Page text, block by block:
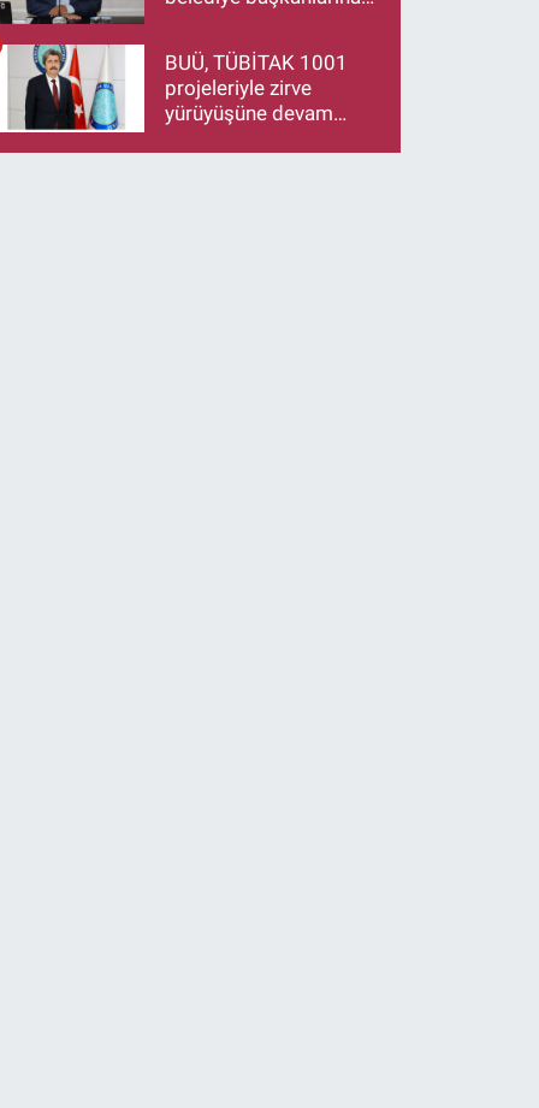
makamlarınızı da
bırakın
BUÜ, TÜBİTAK 1001
projeleriyle zirve
yürüyüşüne devam